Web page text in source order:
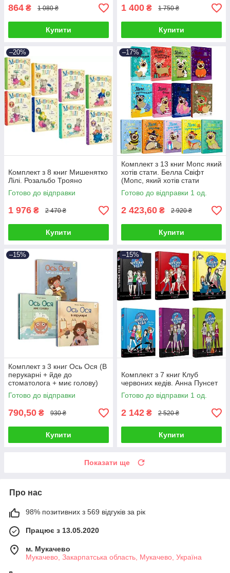
864 ₴ 1 080 ₴
Купити
1 400 ₴ 1 750 ₴
Купити
–20%
Комплект з 8 книг Мишенятко
Лілі. Розальбо Трояно
Готово до відправки
1 976 ₴ 2 470 ₴
Купити
–17%
Комплект з 13 книг Мопс який
хотів стати. Белла Свіфт
(Мопс, який хотів стати
єдинорогом та ін)
Готово до відправки 1 од.
2 423,60 ₴ 2 920 ₴
Купити
–15%
Комплект з 3 книг Ось Ося (В
перукарні + йде до
стоматолога + миє голову)
Готово до відправки
790,50 ₴ 930 ₴
Купити
–15%
Комплект з 7 книг Клуб
червоних кедів. Анна Пунсет
Готово до відправки 1 од.
2 142 ₴ 2 520 ₴
Купити
Показати ще
Про нас
98% позитивних з 569 відгуків за рік
Працює з 13.05.2020
м. Мукачево
Мукачево, Закарпатська область, Мукачево, Україна